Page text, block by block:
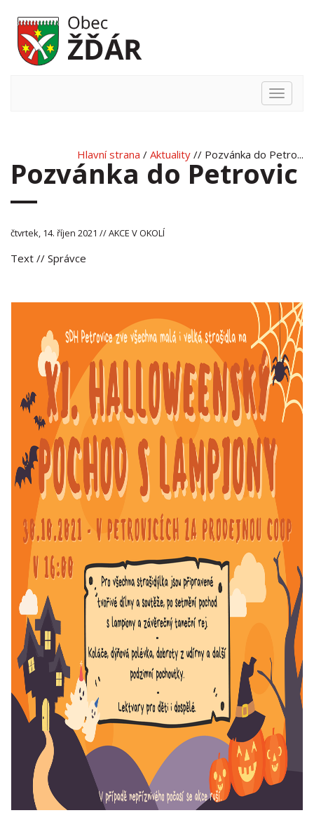
Hlavní
Hlavní strana / Aktuality // Pozvánka do Petro...
Pozvánka do Petrovic
čtvrtek, 14. říjen 2021 // AKCE V OKOLÍ
Text // Správce